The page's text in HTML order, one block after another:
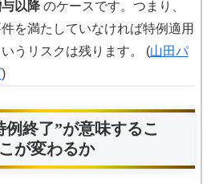
以降のケースです。つまり、
を満たしていなければ特例適用
うリスクは残ります。 (山田パ
)
例終了”が意味するこ
が変わるか